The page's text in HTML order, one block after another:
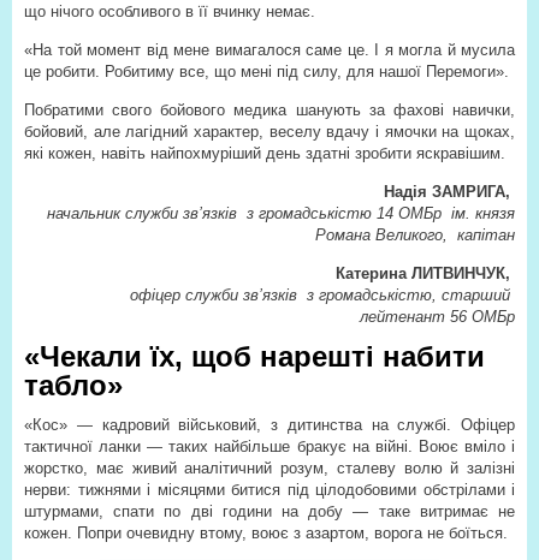
що нічого особливого в її вчинку немає.
«На той момент від мене вимагалося саме це. І я могла й мусила
це робити. Робитиму все, що мені під силу, для нашої Перемоги».
Побратими свого бойового медика шанують за фахові навички,
бойовий, але лагідний характер, веселу вдачу і ямочки на щоках,
які кожен, навіть найпохмуріший день здатні зробити яскравішим.
Надія ЗАМРИГА,
начальник служби зв’язків з громадськістю 14 ОМБр ім. князя
Романа Великого,
капітан
Катерина ЛИТВИНЧУК,
офіцер служби зв’язків з громадськістю, старший
лейтенант 56 ОМБр
«Чекали їх, щоб нарешті набити
табло»
«Кос» — кадровий військовий, з дитинства на службі. Офіцер
тактичної ланки — таких найбільше бракує на війні. Воює вміло і
жорстко, має живий аналітичний розум, сталеву волю й залізні
нерви: тижнями і місяцями битися під цілодобовими обстрілами і
штурмами, спати по дві години на добу — таке витримає не
кожен. Попри очевидну втому, воює з азартом, ворога не боїться.